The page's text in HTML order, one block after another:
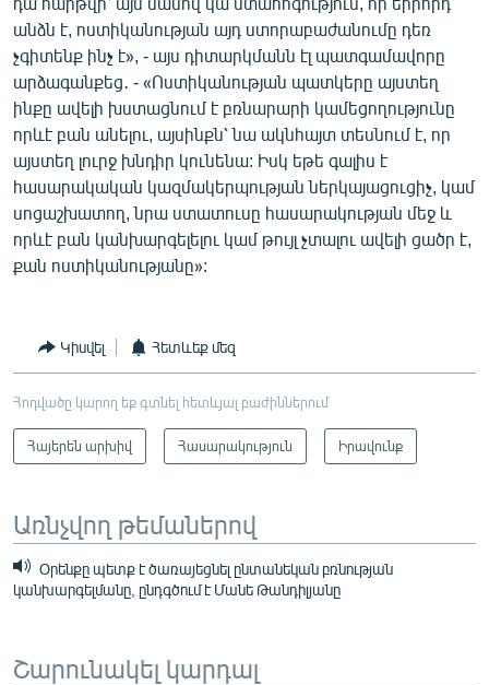
անձն է, ոստիկանության այդ ստորաբաժանումը դեռ
չգիտենք ինչ է», - այս դիտարկմանն էլ պատգամավորը
արձագանքեց․ - «Ոստիկանության պատկերը այստեղ
ինքը ավելի խստացնում է բռնարարի կամեցողությունը
որևէ բան անելու, այսինքն՝ նա ակնհայտ տեսնում է, որ
այստեղ լուրջ խնդիր կունենա: Իսկ եթե գալիս է
հասարակական կազմակերպության ներկայացուցիչ, կամ
սոցաշխատող, նրա ստատուսը հասարակության մեջ և
որևէ բան կանխարգելելու կամ թույլ չտալու ավելի ցածր է,
քան ոստիկանությանը»:
Կիսվել Հետևեք մեզ
Հոդվածը կարող եք գտնել հետևյալ բաժիններում
Հայերեն արխիվ Հասարակություն Իրավունք
Առնչվող թեմաներով
Օրենքը պետք է ծառայեցնել ընտանեկան բռնության
կանխարգելմանը, ընդգծում է Մանե Թանդիլյանը
Շարունակել կարդալ